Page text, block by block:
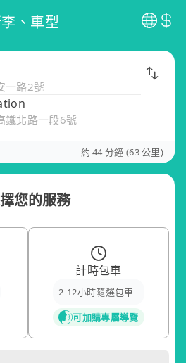
、車型
一路2號
鐵北路一段6號
約 44 分鐘 (63 公里)
您的服務
計時包車
2-12小時隨選包車
可加購專屬導覽